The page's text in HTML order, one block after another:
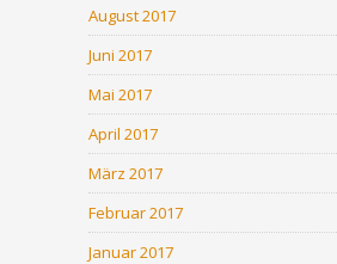
August 2017
Juni 2017
Mai 2017
April 2017
März 2017
Februar 2017
Januar 2017